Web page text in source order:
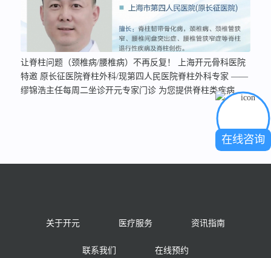
让脊柱问题（颈椎病/腰椎病）不再反复！ 上海开元骨科医院
特邀 原长征医院脊柱外科/现第四人民医院脊柱外科专家 ——
缪锦浩主任每周二坐诊开元专家门诊 为您提供脊柱类疾病的
长征医院脊柱外科主任医师，现上海市第四人民医院脊柱外科
海军军医大学（第二军医大学）临床医学本、硕、博连读，师
关于开元 医疗服务 资讯指南
联系我们 在线预约
在线咨询